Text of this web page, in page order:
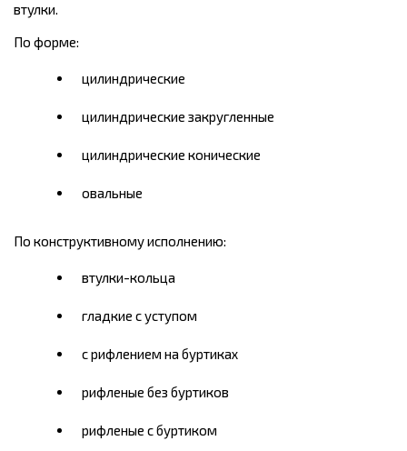
втулки.
По форме:
цилиндрические
цилиндрические закругленные
цилиндрические конические
овальные
По конструктивному исполнению:
втулки-кольца
гладкие с уступом
с рифлением на буртиках
рифленые без буртиков
рифленые с буртиком